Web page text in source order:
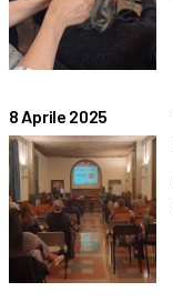
8 Aprile 2025